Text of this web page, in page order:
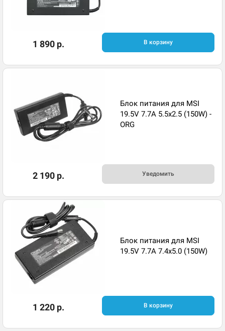
1 890 р. В корзину
Блок питания для MSI
19.5V 7.7A 5.5x2.5 (150W) -
ORG
2 190 р. Уведомить
Блок питания для MSI
19.5V 7.7A 7.4x5.0 (150W)
1 220 р. В корзину